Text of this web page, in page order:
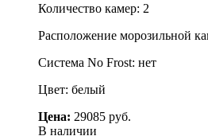
Количество камер: 2
Расположение морозильной
Система No Frost: нет
Цвет: белый
Цена: 29085 руб.
В наличии